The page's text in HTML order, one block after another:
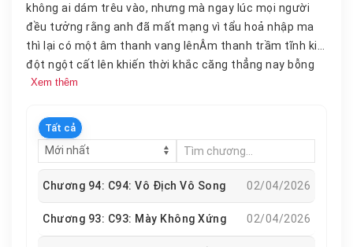
không ai dám trêu vào, nhưng mà ngay lúc mọi người
đều tưởng rằng anh đã mất mạng vì tẩu hoả nhập ma
thì lại có một âm thanh vang lênÂm thanh trầm tĩnh kia
đột ngột cất lên khiến thời khắc căng thẳng nay bỗng
dưng như đông cứng lại.“Tiểu Khổng Tử, tao chỉ vừa ngủ
lượng không lớn nhưng lập tức khiến toàn trường tĩnh
lặng.Mọi người mang ánh mát sợ hãi và kính sợ nhìn về
phía bóng người đứng giữa sân thểdục.Diêm Vương
Xem thêm
Tất cả
Chương 94: C94: Vô Địch Vô Song 02/04/2026
Chương 93: C93: Mày Không Xứng 02/04/2026